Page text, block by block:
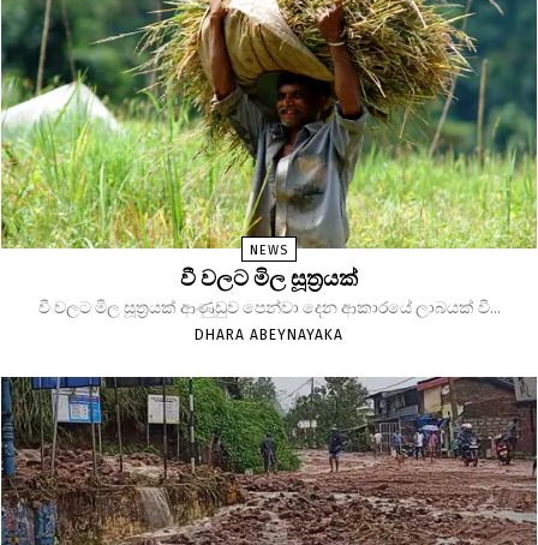
NEWS
වී වලට මිල සූත්‍රයක්
වී වලට මිල සූත්‍රයක් ආණුඩුව පෙන්වා දෙන ආකාරයේ ලාබයක් වී...
DHARA ABEYNAYAKA